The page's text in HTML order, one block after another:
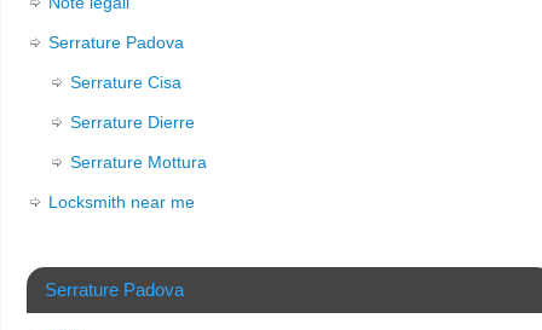
Serrature Padova
Serrature Cisa
Serrature Dierre
Serrature Mottura
Locksmith near me
Serrature Padova